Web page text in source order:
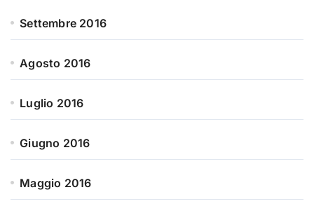
Settembre 2016
Agosto 2016
Luglio 2016
Giugno 2016
Maggio 2016